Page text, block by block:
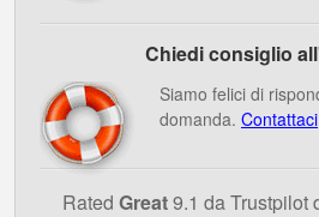
Chiedi consiglio
Siamo felici di
domanda. Contattaci
Rated Great9.1 da Trustpilot